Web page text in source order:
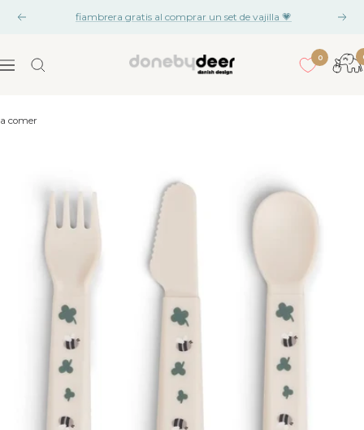
Anterior fiambrera gratis al comprar un set de vajilla 💗
Navegación
Done
0
a comer